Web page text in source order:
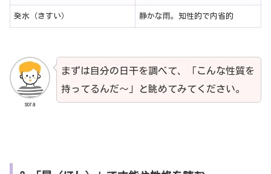
癸水（きすい） 静かな雨。知性的で内省的
sora
まずは自分の日干を調べて、「こんな性質を
持ってるんだ～」と眺めてみてください。